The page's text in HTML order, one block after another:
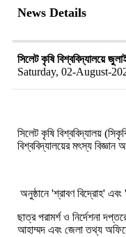
News Details
সিলেট কৃষি বিশ্ববিদ্যালয়ে
Saturday, 02-August-
সিলেট কৃষি বিশ্ববিদ্যালয় (
বিশ্ববিদ্যালয়ের মৎস্য বিজ্ঞান
অনুষ্ঠানে'শ্রাবণ বিদ্রোহ' এবং '
ছাত্র পরামর্শ ও নির্দেশনা
আহাম্মদ এবং জেলা তথ্য